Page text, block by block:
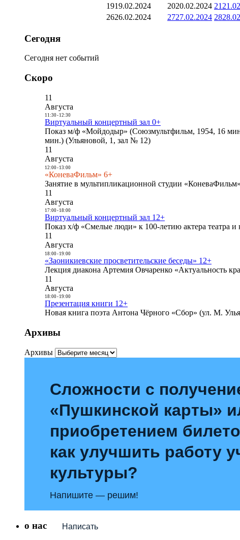
1919.02.2024 2020.02.2024 21
2626.02.2024 2727.02.2024 28
Сегодня
Сегодня нет событий
Скоро
11
Августа
11:30- 12:30
Виртуальный концертный зал 0+
Показ м/ф «Мойдодыр» (Союзмультфильм, 1954, 16
мин.) (Ульяновой, 1, зал № 12)
11
Августа
12:00- 13:00
«КоневаФильм» 6+
Занятие в мультипликационной студии
11
Августа
17:00- 18:00
Виртуальный концертный зал 12+
Показ х/ф «Смелые люди» к 100-летию актера театра
11
Августа
18:00- 19:00
«Заоникиевские просветительские беседы» 12+
Лекция диакона Артемия Овчаренко «Актуальность
11
Августа
18:00- 19:00
Презентация книги 12+
Новая книга поэта Антона Чёрного «Сбор» (ул. М.
Архивы
Архивы
Сложности с
«Пушкинской карты»
приобретением
как улучшить работу
культуры?
Напишите — решим!
Написать
о нас